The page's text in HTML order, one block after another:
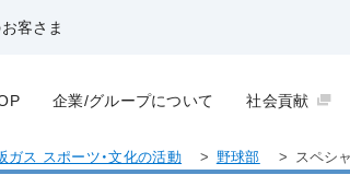
客さま
企業/グループについて 社会貢献
ガス スポーツ・文化の活動 > 野球部 > スペシ